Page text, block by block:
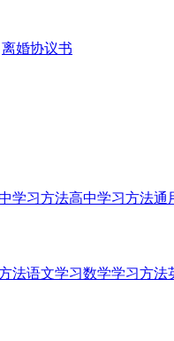
离婚协议书
学习方法高中学习方法通
法语文学习数学学习方法